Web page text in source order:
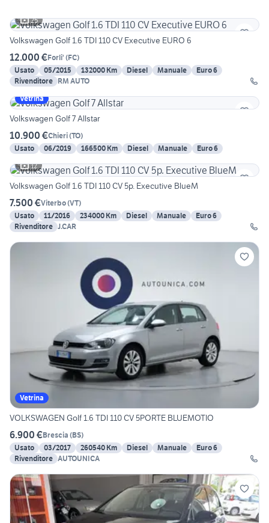
25
Volkswagen Golf 1.6 TDI 110 CV Executive EURO 6
12.000 €Forli' (FC)
Usato
05/2015 132000 Km Diesel Manuale
Euro 6
Rivenditore RM AUTO
Vetrina
Volkswagen Golf 7 Allstar
10.900 €Chieri(TO)
Usato
06/2019 166500 Km Diesel Manuale
Euro 6
12
Volkswagen Golf 1.6 TDI 110 CV 5p. Executive BlueM
7.500 €Viterbo(VT)
Usato
11/2016 234000 Km Diesel Manuale
Euro 6
Rivenditore J.CAR
Vetrina
VOLKSWAGEN Golf 1.6 TDI 110 CV 5PORTE BLUEMOTIO
6.900 €Brescia (BS)
Usato
03/2017 260540 Km Diesel Manuale
Euro 6
Rivenditore AUTOUNICA